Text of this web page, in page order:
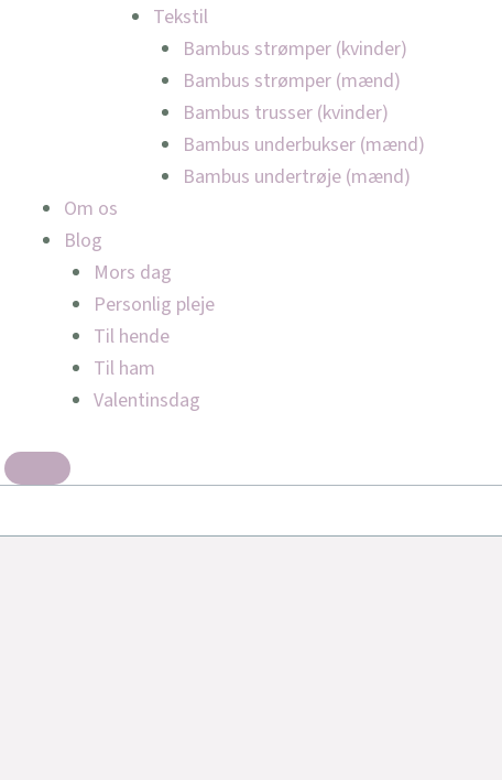
Tekstil
Bambus strømper (kvinder)
Bambus strømper (mænd)
Bambus trusser (kvinder)
Bambus underbukser (mænd)
Bambus undertrøje (mænd)
Om os
Blog
Mors dag
Personlig pleje
Til hende
Til ham
Valentinsdag